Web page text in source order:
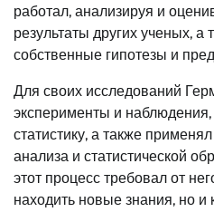
работал, анализируя и
результаты других ученых,
собственные гипотезы и
Для своих исследований
эксперименты и
статистику, а также
анализа и статистической
этот процесс требовал от
находить новые знания, но и